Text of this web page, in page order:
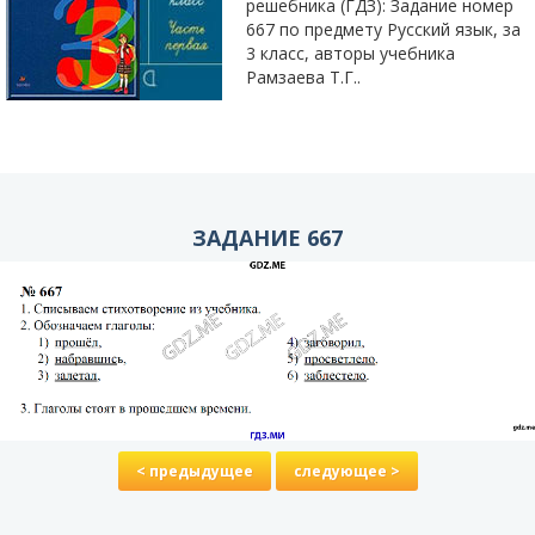
решебника (ГДЗ): Задание номер
667 по предмету Русский язык, за
3 класс, авторы учебника
Рамзаева Т.Г..
ЗАДАНИЕ 667
< предыдущее следующее >